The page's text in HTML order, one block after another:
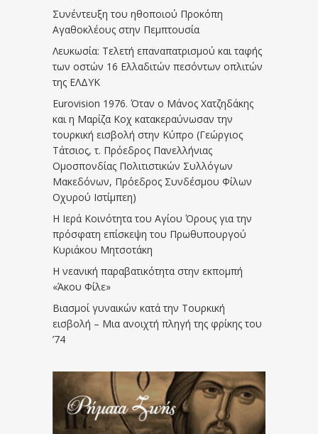
Συνέντευξη του ηθοποιού Προκόπη
Αγαθοκλέους στην Πεμπτουσία
Λευκωσία: Τελετή επαναπατρισμού και ταφής
των οστών 16 Ελλαδιτών πεσόντων οπλιτών
της ΕΛΔΥΚ
Eurovision 1976. Όταν ο Μάνος Χατζηδάκης
και η Μαρίζα Κοχ κατακεραύνωσαν την
τουρκική εισβολή στην Κύπρο (Γεώργιος
Τάτσιος, τ. Πρόεδρος Πανελλήνιας
Ομοσπονδίας Πολιτιστικών Συλλόγων
Μακεδόνων, Πρόεδρος Συνδέσμου Φίλων
Οχυρού Ιστίμπεη)
Η Ιερά Κοινότητα του Αγίου Όρους για την
πρόσφατη επίσκεψη του Πρωθυπουργού
Κυριάκου Μητσοτάκη
Η νεανική παραβατικότητα στην εκπομπή
«Άκου Φίλε»
Βιασμοί γυναικών κατά την Τουρκική
εισβολή – Μια ανοιχτή πληγή της φρίκης του
’74